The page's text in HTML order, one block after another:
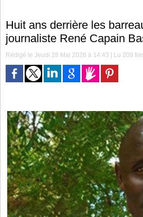
Huit ans derrière les
journaliste René Capain
Rédigé le Jeudi 28 Mai 2026 à 14:43 | Lu 209